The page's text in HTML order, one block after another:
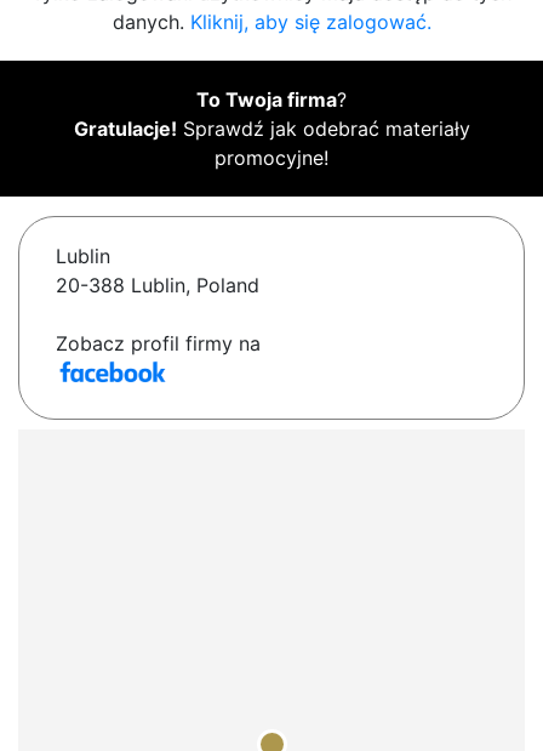
danych. Kliknij, aby się zalogować.
To Twoja firma?
Gratulacje! Sprawdź jak odebrać materiały
promocyjne!
Lublin
20-388 Lublin, Poland
Zobacz profil firmy na